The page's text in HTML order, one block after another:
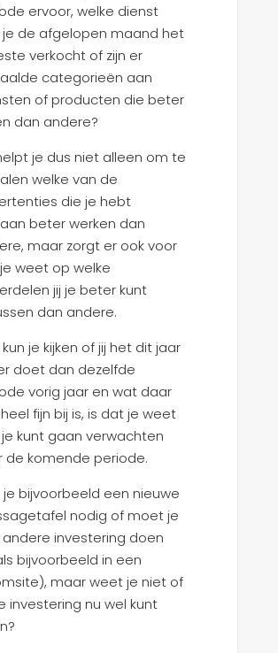
ervoor, welke dienst
de afgelopen maand het
verkocht of zijn er
categorieën aan
of producten die beter
dan andere?
je dus niet alleen om te
welke van de
die je hebt
beter werken dan
maar zorgt er ook voor
weet op welke
jij je beter kunt
dan andere.
kun je kijken of jij het dit jaar
doet dan dezelfde
vorig jaar en wat daar
fijn bij is, is dat je weet
kunt gaan verwachten
de komende periode.
je bijvoorbeeld een nieuwe
nodig of moet je
investering doen
bijvoorbeeld in een
maar weet je niet of
investering nu wel kunt